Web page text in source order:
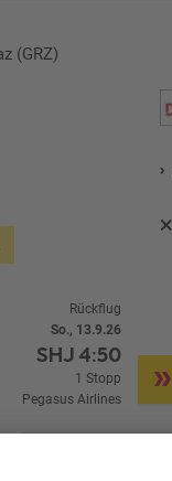
(GRZ)
Rückflug
So., 13.9.26
SHJ4:50
1 Stopp
Pegasus Airlines